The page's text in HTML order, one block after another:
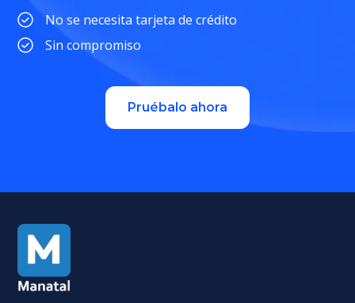
No se necesita tarjeta de crédito
Sin compromiso
Pruébalo ahora